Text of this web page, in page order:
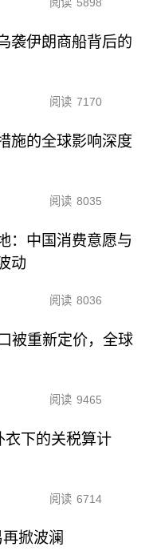
袭伊朗商船背后的
阅读 7170
施的全球影响深度
阅读 8035
：中国消费意愿与
动
阅读 8036
被重新定价，全球
阅读 9465
衣下的关税算计
阅读 6714
掀波澜